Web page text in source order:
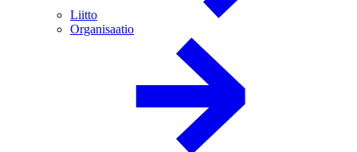
Liitto
Organisaatio